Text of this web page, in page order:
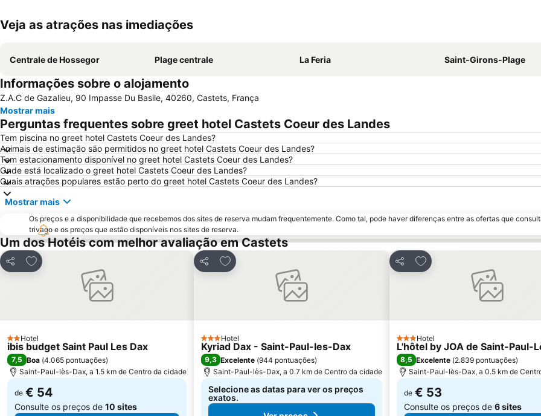
Veja as atrações nas imediações
Centrale de Hossegor Plage centrale La Feria Saint-Girons-Plage
Informações sobre o alojamento
Z.A.C de Gazalieu, 90 Impasse Du Basile, 40260, Castets, França
Mostrar mais
Perguntas frequentes sobre greet hotel Castets Coeur des Landes
Tem piscina no greet hotel Castets Coeur des Landes?
Animais de estimação são permitidos no greet hotel Castets Coeur des Landes?
Tem estacionamento disponível no greet hotel Castets Coeur des Landes?
Onde está localizado o greet hotel Castets Coeur des Landes?
Quais atrações populares estão perto do greet hotel Castets Coeur des Landes?
Mostrar mais
Os preços e a disponibilidade que recebemos dos sites de reserva mudam frequentemente. Como tal, pode haver diferenças entre as ofertas que
trivago e os preços que estão disponíveis nos sites de reserva.
Um dos Hotéis com melhor avaliação em Castets
Partilhar
Adicionar aos favoritos
2 Estrelas
Hotel
ibis budget Saint Paul Les Dax
7,5 Boa (4.065 pontuações)
Saint-Paul-lès-Dax, a 1.5 km de Centro da cidade
de € 54
Consulte os preços de 10 sites
Partilhar
Adicionar aos favoritos
3 Estrelas
Hotel
Kyriad Dax - Saint-Paul-les-Dax
9,3 Excelente (944 pontuações)
Saint-Paul-lès-Dax, a 0.7 km de Centro da cidade
Selecione as datas para ver os preços
exatos.
Partilhar
Adicionar aos favoritos
3 Estrelas
Hotel
L'hôtel by JOA de Saint-Paul-
8,5 Excelente (2.839 pontuações)
Saint-Paul-lès-Dax, a 0.5 km de
de € 53
Consulte os preços de 6 sites